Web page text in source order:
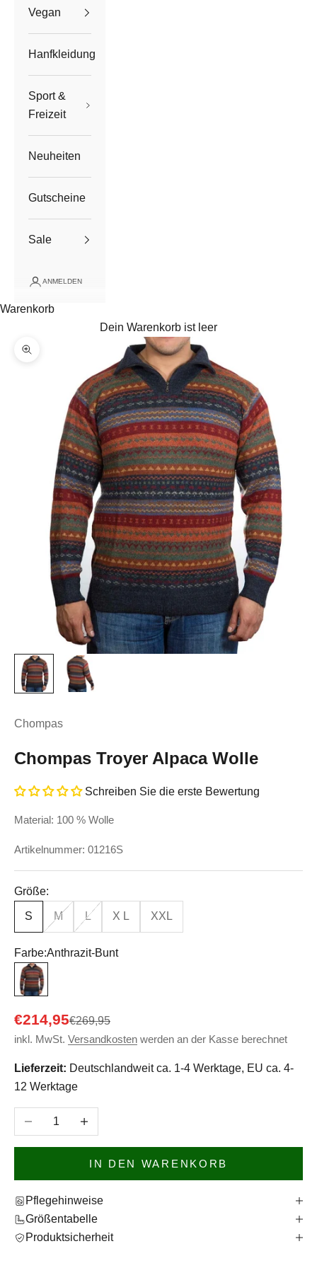
Vegan
Hanfkleidung
Sport &
Freizeit
Neuheiten
Gutscheine
Sale
ANMELDEN
Warenkorb
Dein Warenkorb ist leer
Bild vergrößern
Chompas
Chompas Troyer Alpaca Wolle
Schreiben Sie die erste Bewertung
Material: 100 % Wolle
Artikelnummer: 01216S
Größe:
S M L X L XXL
Farbe:Anthrazit-Bunt
Anthrazit-Bunt
Angebot
€214,95Regulärer Preis
€269,95
inkl. MwSt. Versandkosten werden an der Kasse berechnet
Lieferzeit: Deutschlandweit ca. 1-4 Werktage, EU ca. 4-
12 Werktage
Anzahl verringernAnzahl erhöhen
IN DEN WARENKORB
Pflegehinweise
Größentabelle
Produktsicherheit